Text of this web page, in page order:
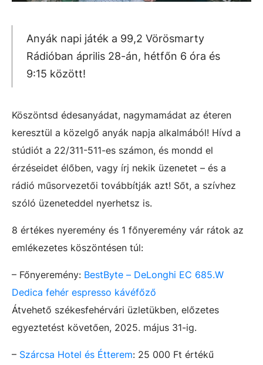
Anyák napi játék a 99,2 Vörösmarty
Rádióban április 28-án, hétfőn 6 óra és
9:15 között!
Köszöntsd édesanyádat, nagymamádat az éteren
keresztül a közelgő anyák napja alkalmából! Hívd a
stúdiót a 22/311-511-es számon, és mondd el
érzéseidet élőben, vagy írj nekik üzenetet – és a
rádió műsorvezetői továbbítják azt! Sőt, a szívhez
szóló üzeneteddel nyerhetsz is.
8 értékes nyeremény és 1 főnyeremény vár rátok az
emlékezetes köszöntésen túl:
– Főnyeremény: BestByte – DeLonghi EC 685.W
Dedica fehér espresso kávéfőző
Átvehető székesfehérvári üzletükben, előzetes
egyeztetést követően, 2025. május 31-ig.
– Szárcsa Hotel és Étterem: 25 000 Ft értékű